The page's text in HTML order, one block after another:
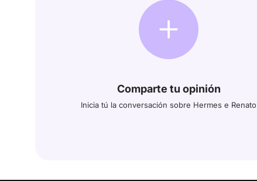
Comparte tu opinión
Inicia tú la conversación sobre Hermes e Renato